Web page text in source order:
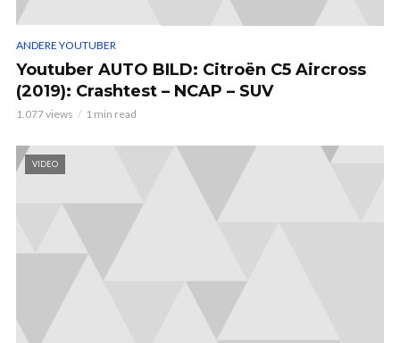
ANDERE YOUTUBER
Youtuber AUTO BILD: Citroën C5 Aircross
(2019): Crashtest – NCAP – SUV
1.077 views 1 min read
VIDEO